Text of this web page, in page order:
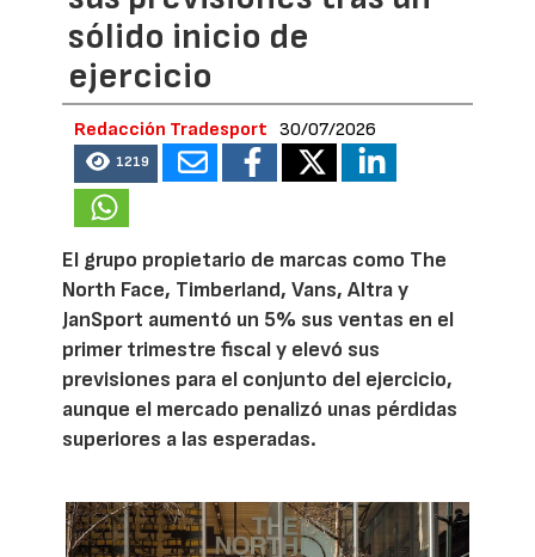
sólido inicio de
ejercicio
Redacción Tradesport 30/07/2026
1219
El grupo propietario de marcas como The
North Face, Timberland, Vans, Altra y
JanSport aumentó un 5% sus ventas en el
primer trimestre fiscal y elevó sus
previsiones para el conjunto del ejercicio,
aunque el mercado penalizó unas pérdidas
superiores a las esperadas.